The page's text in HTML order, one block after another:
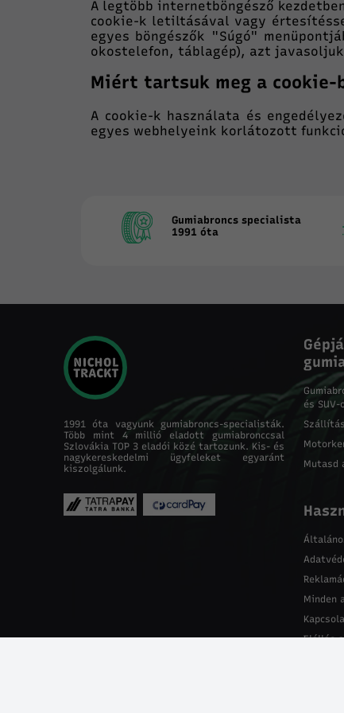
A legtöbb internetböngésző
cookie-k letiltásával vagy
egyes böngészők "Súgó"
okostelefon, táblagép), azt
Miért tartsuk meg a
A cookie-k használata és
egyes webhelyeink korlátozott
Gumiabroncs specialista
1991 óta
1991 óta vagyunk gumiabroncs-specialisták.
Több mint 4 millió eladott gumiabronccsal
Szlovákia TOP 3 eladói közé tartozunk. Kis- és
nagykereskedelmi ügyfeleket egyaránt
kiszolgálunk.
és SUV-
Mutasd
Minden
Elállás